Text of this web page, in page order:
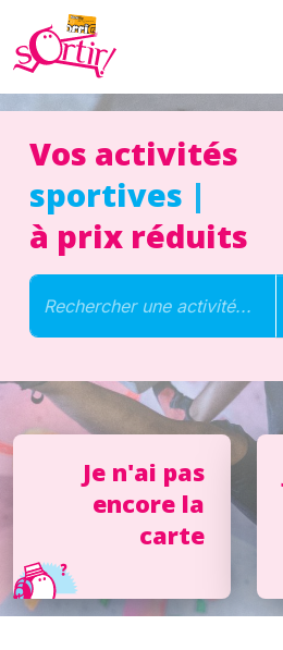
Vos activités
sportives |
à prix réduits
Rechercher une activité...
Je n'ai pas
encore la
carte